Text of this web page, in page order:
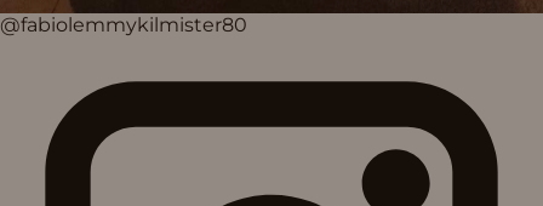
@fabiolemmykilmister80